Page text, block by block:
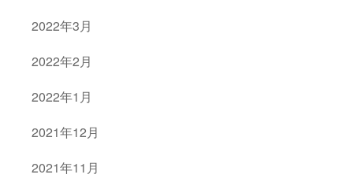
2022年3月
2022年2月
2022年1月
2021年12月
2021年11月